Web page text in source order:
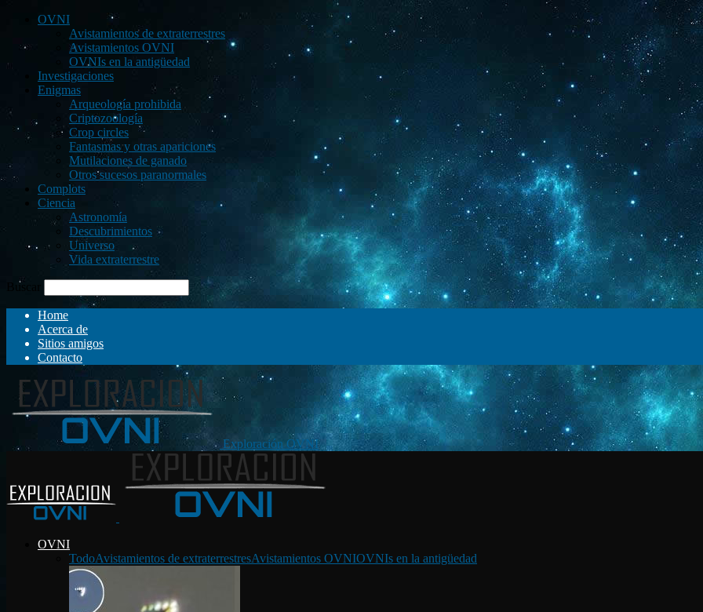
OVNI
Avistamientos de extraterrestres
Avistamientos OVNI
OVNIs en la antigüedad
Investigaciones
Enigmas
Arqueología prohibida
Criptozoología
Crop circles
Fantasmas y otras apariciones
Mutilaciones de ganado
Otros sucesos paranormales
Complots
Ciencia
Astronomía
Descubrimientos
Universo
Vida extraterrestre
Buscar
Home
Acerca de
Sitios amigos
Contacto
Exploración OVNI
OVNI
TodoAvistamientos de extraterrestresAvistamientos OVNIOVNIs en la antigüedad